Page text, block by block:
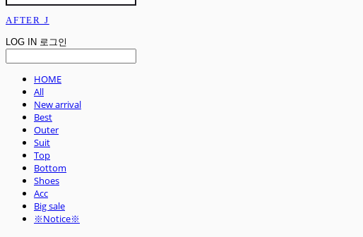
AFTER J
LOG IN 로그인
HOME
All
New arrival
Best
Outer
Suit
Top
Bottom
Shoes
Acc
Big sale
※Notice※